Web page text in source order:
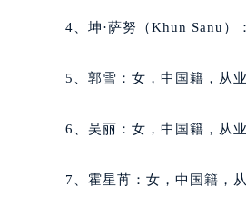
吉林省延边
辽宁省本
辽宁省丹
辽宁省阜新
4、坤·萨努（Khun Sanu）
5、郭雪：女，中国籍，从
6、吴丽：女，中国籍，从
7、霍星苒：女，中国籍，